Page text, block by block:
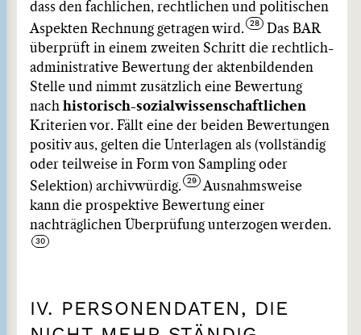
dass den fachlichen, rechtlichen und politischen
Aspekten Rechnung getragen wird.
Das BAR
überprüft in einem zweiten Schritt die rechtlich-
administrative Bewertung der aktenbildenden
Stelle und nimmt zusätzlich eine Bewertung
nach historisch-sozialwissenschaftlichen
Kriterien vor. Fällt eine der beiden Bewertungen
positiv aus, gelten die Unterlagen als (vollständig
oder teilweise in Form von Sampling oder
Selektion) archivwürdig.
Ausnahmsweise
kann die prospektive Bewertung einer
nachträglichen Überprüfung unterzogen werden.
IV. PERSONENDATEN, DIE